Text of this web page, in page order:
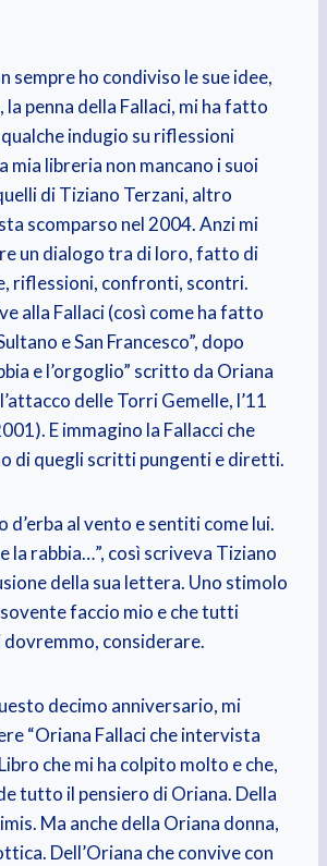
sempre ho condiviso le sue idee,
la penna della Fallaci, mi ha fatto
indugio su riflessioni
mia libreria non mancano i suoi
di Tiziano Terzani, altro
scomparso nel 2004. Anzi mi
un dialogo tra di loro, fatto di
riflessioni, confronti, scontri.
alla Fallaci (così come ha fatto
e San Francesco”, dopo
e l’orgoglio” scritto da Oriana
delle Torri Gemelle, l’11
E immagino la Fallacci che
di quegli scritti pungenti e diretti.
d’erba al vento e sentiti come lui.
la rabbia…”, così scriveva Tiziano
della sua lettera. Uno stimolo
sovente faccio mio e che tutti
considerare.
decimo anniversario, mi
“Oriana Fallaci che intervista
che mi ha colpito molto e che,
tutto il pensiero di Oriana. Della
Ma anche della Oriana donna,
Dell’Oriana che convive con